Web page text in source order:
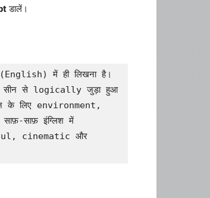
डालें।
(English) में ही लिखना है।
सीन से logically जुड़ा हुआ
के लिए environment,
साफ़ इंग्लिश में
cinematic और